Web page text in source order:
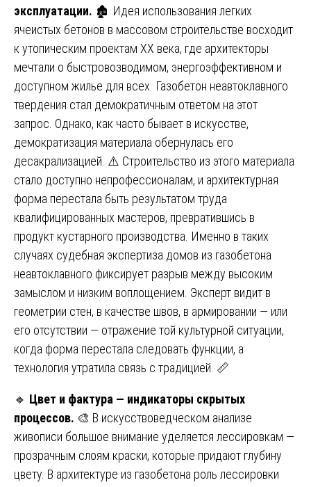
эксплуатации. 🏚️ Идея использования легких
ячеистых бетонов в массовом строительстве восходит
к утопическим проектам XX века, где архитекторы
мечтали о быстровозводимом, энергоэффективном и
доступном жилье для всех. Газобетон неавтоклавного
твердения стал демократичным ответом на этот
запрос. Однако, как часто бывает в искусстве,
демократизация материала обернулась его
десакрализацией. ⚠️ Строительство из этого материала
стало доступно непрофессионалам, и архитектурная
форма перестала быть результатом труда
квалифицированных мастеров, превратившись в
продукт кустарного производства. Именно в таких
случаях судебная экспертиза домов из газобетона
неавтоклавного фиксирует разрыв между высоким
замыслом и низким воплощением. Эксперт видит в
геометрии стен, в качестве швов, в армировании — или
его отсутствии — отражение той культурной ситуации,
когда форма перестала следовать функции, а
технология утратила связь с традицией. 📏
🔹 Цвет и фактура — индикаторы скрытых
процессов. 🎨 В искусствоведческом анализе
живописи большое внимание уделяется лессировкам —
прозрачным слоям краски, которые придают глубину
цвету. В архитектуре из газобетона роль лессировки